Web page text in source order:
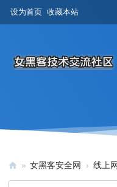
设为首页 收藏本站
女
» 女黑客安全网 › 线上